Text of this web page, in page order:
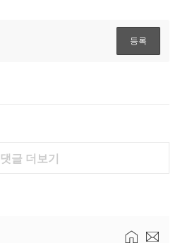
댓글 더보기